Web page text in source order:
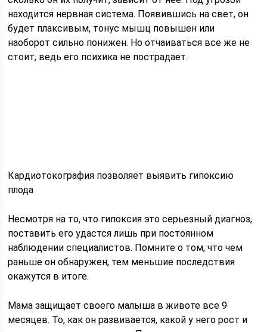
находится нервная система. Появившись на свет, он
будет плаксивым, тонус мышц повышен или
наоборот сильно понижен. Но отчаиваться все же не
стоит, ведь его психика не пострадает.
Кардиотокография позволяет выявить гипоксию
плода
Несмотря на то, что гипоксия это серьезный диагноз,
поставить его удастся лишь при постоянном
наблюдении специалистов. Помните о том, что чем
раньше он обнаружен, тем меньшие последствия
окажутся в итоге.
Мама защищает своего малыша в животе все 9
месяцев. То, как он развивается, какой у него рост и